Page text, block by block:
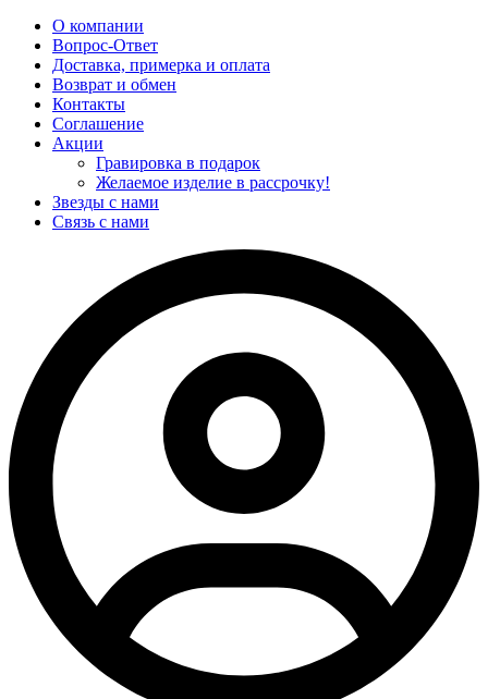
О компании
Вопрос-Ответ
Доставка, примерка и оплата
Возврат и обмен
Контакты
Соглашение
Акции
Гравировка в подарок
Желаемое изделие в рассрочку!
Звезды с нами
Связь с нами